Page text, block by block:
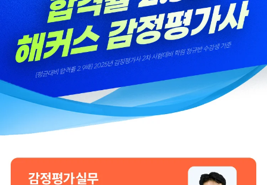
합격생 김*훈님 합격생 김*인님
해커스의 선생님들의
강의력이 너무 좋았어요.
덕분에 노베이스로
합격할 수 있었습니다.
해커스의 선생님들이
직접 답안을 봐주시고
피드백 해주셔서 합격할
수 있었습니다.
들어봤지만, 해커스
비전공자로 시작해서
막막했는데 해커스